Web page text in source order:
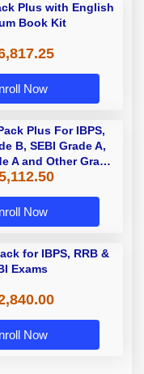
Plus with English
Book Kit
Now
Plus For IBPS,
B, SEBI Grade A,
A and Other Grade
B Bank Exams
Now
for IBPS, RRB &
Exams
Now